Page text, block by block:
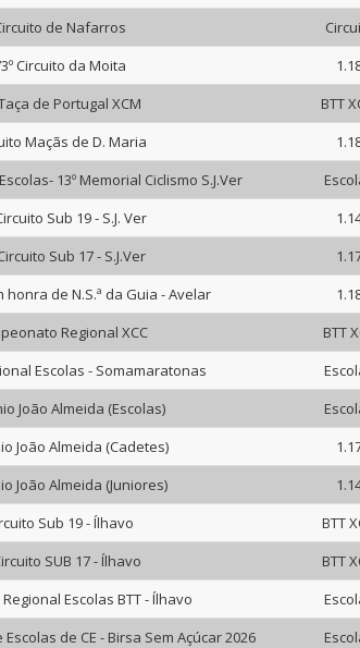
de Nafarros
Circuito da Moita
de Portugal XCM BTT
Maçãs de D. Maria
13º Memorial Ciclismo S.J.Ver
Sub 19 - S.J. Ver
Sub 17 - S.J.Ver
honra de N.S.ª da Guia - Avelar
Regional XCC BTT
Escolas - Somamaratonas
João Almeida (Escolas)
João Almeida (Cadetes)
João Almeida (Juniores)
Sub 19 - Ílhavo BTT
SUB 17 - Ílhavo BTT
Escolas BTT - Ílhavo
de CE - Birsa Sem Açúcar 2026